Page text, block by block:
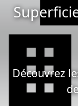
Découvrez